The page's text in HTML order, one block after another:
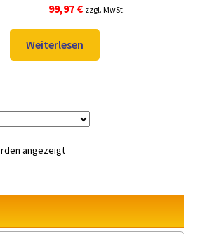
von 5
Ursprünglicher
Preis
war:
130,98 €
99,97 €Aktueller
Preis
ist:
99,97 €.
zzgl. MwSt.
Weiterlesen
angezeigt